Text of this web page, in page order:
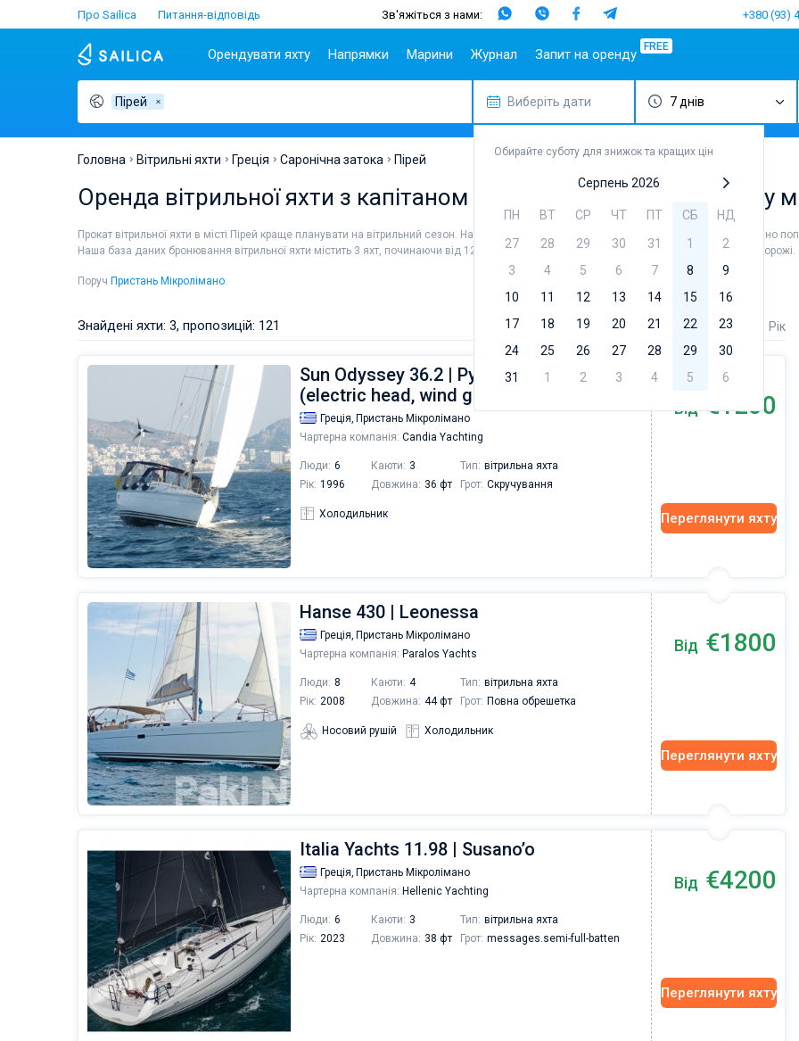
Про Sailica Питання-відповідь Зв'яжіться з нами: +380 (93)
Орендувати яхту
Греція
Туреччина
Франція
Мартініка
напрямки
Шибеник
Задар
Сицилія
Популярні
марини
Марина Алімос
Марина Далмація
D-Marin Гувія
Марина Баотік
Марина Кастела
ACI Марина
Дубровник
бренди
Bavaria
Dufour
Напрямки
Дубровник
Біоград
Лефкада
Корфу
острови
Канарія
Тенеріфе
Португалія
острови
Італія
Сардинія
Салерно
Амальфі
Марини Журнал Запит на оренду FREE
Пірей Виберіть дати
Обирайте суботу для знижок та кращих цін
Серпень 2026
ПН ВТ СР ЧТ ПТ СБ
НД
27
28 29 30 31 1
2
3
4 5 6 7 8
9
10
11 12 13 14 15
16
17
18 19 20 21 22
23
24
25 26 27 28 29
30
31
1 2 3 4 5 6
7 днів
Головна Вітрильні яхти Греція Саронічна затока Пірей
Оренда вітрильної яхти з капітаном або бербоут чартер поблизу
Прокат вітрильної яхти в місті Пірей краще планувати на вітрильний сезон. Найміть шкіпера або виберіть бербоут чартер, щоб самостійно
Наша база даних бронювання вітрильної яхти містить 3 яхт, починаючи від 1200 € для вітрильного відпочинку та для незабутньої подорожі.
Поруч Пристань Мікролімано.
Знайдені яхти: 3, пропозицій: 121 Ціна Довжина Рік
Sun Odyssey 36.2 | Pythagoras
(electric head, wind generator)
Греція, Пристань Мікролімано
Чартерна компанія: Candia Yachting
Люди: 6 Каюти: 3 Тип: вітрильна яхта
Рік: 1996 Довжина: 36 фт Грот: Скручування
Холодильник
Від €1200
Переглянути яхту
Hanse 430 | Leonessa
Греція, Пристань Мікролімано
Чартерна компанія: Paralos Yachts
Люди: 8 Каюти: 4 Тип: вітрильна яхта
Рік: 2008 Довжина: 44 фт Грот: Повна обрешетка
Носовий рушій Холодильник
Від €1800
Переглянути яхту
Italia Yachts 11.98 | Susano’o
Греція, Пристань Мікролімано
Чартерна компанія: Hellenic Yachting
Люди: 6 Каюти: 3 Тип: вітрильна яхта
Рік: 2023 Довжина: 38 фт Грот: messages.semi-full-batten
Від €4200
Переглянути яхту